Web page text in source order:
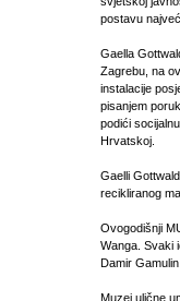
postavu
Gaella
Zagrebu, na
instalacije
pisanjem
podići
Hrvatskoj.
Gaelli
recikliranog
Ovogodišnji
Wanga. Svaki
Damir Gamulin.
Muzej ulične